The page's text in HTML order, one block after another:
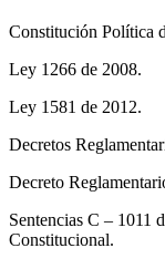
Constitución Política
Ley 1266 de 2008.
Ley 1581 de 2012.
Decretos
Decreto
Sentencias C – 1011
Constitucional.